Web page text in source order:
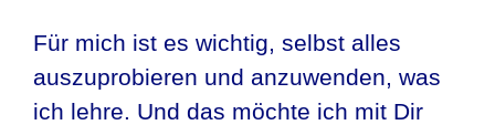
Für mich ist es wichtig, selbst alles
auszuprobieren und anzuwenden, was
ich lehre. Und das möchte ich mit Dir